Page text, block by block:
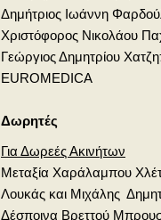
Δημήτριος Ιωάννη
Χριστόφορος Νικολάου
Γεώργιος Δημητρίου
EUROMEDICA
Δωρητές
Για Δωρεές Ακινήτων
Μεταξία Χαράλαμπου
Λουκάς και Μιχάλης
Δέσποινα Βρεττού